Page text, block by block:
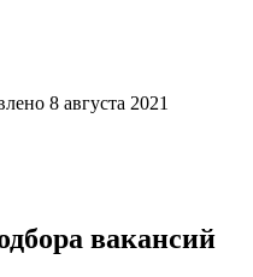
8 августа 2021
вакансий